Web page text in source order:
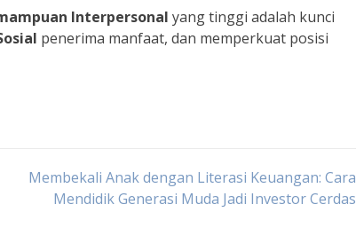
Interpersonal yang tinggi adalah kunci
penerima manfaat, dan memperkuat posisi
Membekali Anak dengan Literasi Keuangan: Cara
Mendidik Generasi Muda Jadi Investor Cerdas